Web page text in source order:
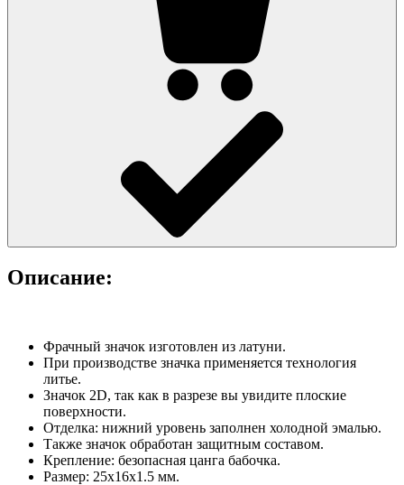
Описание:
Фрачный значок изготовлен из латуни.
При производстве значка применяется технология
литье.
Значок 2D, так как в разрезе вы увидите плоские
поверхности.
Отделка: нижний уровень заполнен холодной эмалью.
Также значок обработан защитным составом.
Крепление: безопасная цанга бабочка.
Размер: 25х16х1.5 мм.